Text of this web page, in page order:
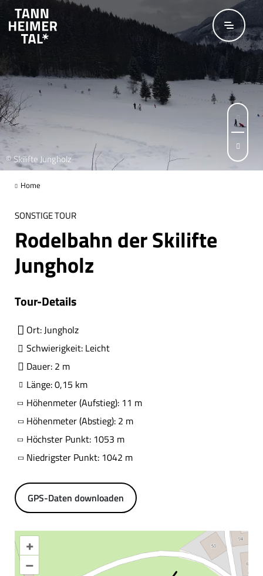
Zum Hauptinhalt springen
© Skilifte Jungholz
© Skilifte Jungholz
Home
SONSTIGE TOUR
Rodelbahn der Skilifte
Jungholz
Tour-Details
Ort: Jungholz
Schwierigkeit: Leicht
Dauer: 2 m
Länge: 0,15 km
Höhenmeter (Aufstieg): 11 m
Höhenmeter (Abstieg): 2 m
Höchster Punkt: 1053 m
Niedrigster Punkt: 1042 m
GPS-Daten downloaden
+
–